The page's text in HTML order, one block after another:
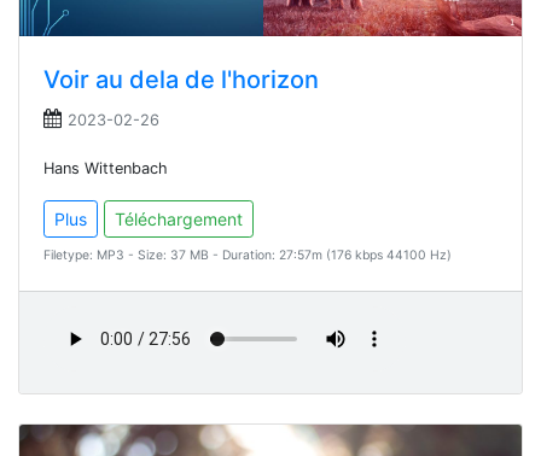
Voir au dela de l'horizon
2023-02-26
Hans Wittenbach
Plus Téléchargement
Filetype: MP3 - Size: 37 MB - Duration: 27:57m (176 kbps 44100 Hz)